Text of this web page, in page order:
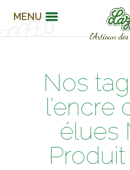
MENU
Nos
l’encre
élues